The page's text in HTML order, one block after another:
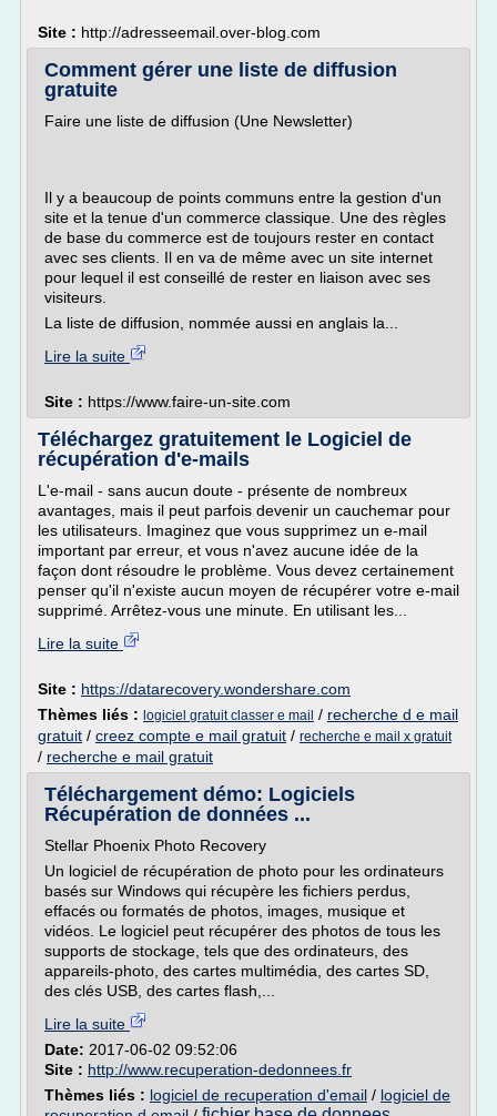
Site : http://adresseemail.over-blog.com
Comment gérer une liste de diffusion
gratuite
Faire une liste de diffusion (Une Newsletter)
Il y a beaucoup de points communs entre la gestion d'un
site et la tenue d'un commerce classique. Une des règles
de base du commerce est de toujours rester en contact
avec ses clients. Il en va de même avec un site internet
pour lequel il est conseillé de rester en liaison avec ses
visiteurs.
La liste de diffusion, nommée aussi en anglais la...
Lire la suite
Site : https://www.faire-un-site.com
Téléchargez gratuitement le Logiciel de
récupération d'e-mails
L'e-mail - sans aucun doute - présente de nombreux
avantages, mais il peut parfois devenir un cauchemar pour
les utilisateurs. Imaginez que vous supprimez un e-mail
important par erreur, et vous n'avez aucune idée de la
façon dont résoudre le problème. Vous devez certainement
penser qu'il n'existe aucun moyen de récupérer votre e-mail
supprimé. Arrêtez-vous une minute. En utilisant les...
Lire la suite
Site : https://datarecovery.wondershare.com
Thèmes liés : logiciel gratuit classer e mail / recherche d e mail
gratuit / creez compte e mail gratuit / recherche e mail x gratuit
/ recherche e mail gratuit
Téléchargement démo: Logiciels
Récupération de données ...
Stellar Phoenix Photo Recovery
Un logiciel de récupération de photo pour les ordinateurs
basés sur Windows qui récupère les fichiers perdus,
effacés ou formatés de photos, images, musique et
vidéos. Le logiciel peut récupérer des photos de tous les
supports de stockage, tels que des ordinateurs, des
appareils-photo, des cartes multimédia, des cartes SD,
des clés USB, des cartes flash,...
Lire la suite
Date: 2017-06-02 09:52:06
Site : http://www.recuperation-dedonnees.fr
Thèmes liés : logiciel de recuperation d'email / logiciel de